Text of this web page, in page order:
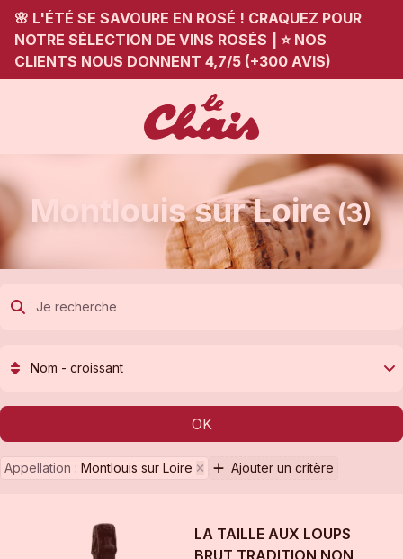
🌸 L'ÉTÉ SE SAVOURE EN ROSÉ ! CRAQUEZ POUR
NOTRE SÉLECTION DE VINS ROSÉS
⭐ NOS
CLIENTS NOUS DONNENT 4,7/5 (+300 AVIS)
Montlouis sur Loire(3)
Nom - croissant
OK
Appellation : Montlouis sur Loire Ajouter un critère
LA TAILLE AUX LOUPS